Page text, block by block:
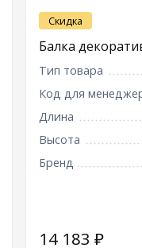
Скидка
Балка
Тип товара
Код для
Длина
Высота
Бренд
14 183 ₽